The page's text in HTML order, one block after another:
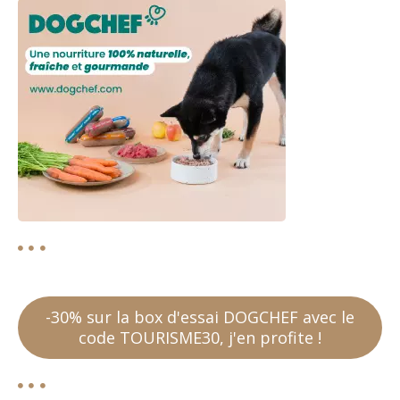
s
-30% sur la box d'essai DOGCHEF avec le
code TOURISME30, j'en profite !